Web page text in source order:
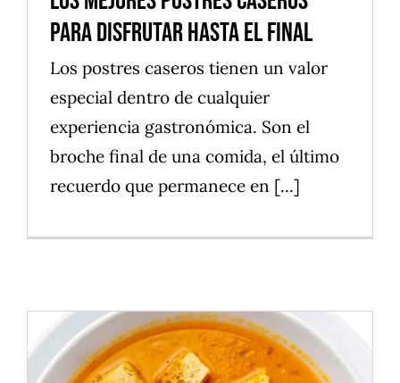
Para Disfrutar Hasta El Final
Los postres caseros tienen un valor
especial dentro de cualquier
experiencia gastronómica. Son el
broche final de una comida, el último
recuerdo que permanece en [...]